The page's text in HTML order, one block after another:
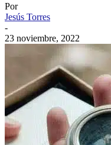
Por
Jesús Torres
-
23 noviembre, 2022